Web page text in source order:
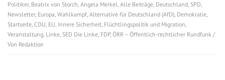
Politiker, Beatrix von Storch, Angela Merkel, Alle Beiträge, Deutschland, SPD,
Newsletter, Europa, Wahlkampf, Alternative für Deutschland (AfD), Demokratie,
Startseite, CDU, EU, Innere Sicherheit, Flüchtlingspolitik und Migration,
Veranstaltung, Linke, SED Die Linke, FDP, ÖRR – Öffentlich-rechtlicher Rundfunk /
Von Redaktion